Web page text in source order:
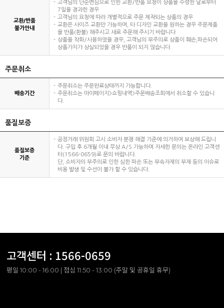
교환/반품
불가안내
고객님의 단순변심으로 인한 교환/반품 요청이 상품을 수령한 날로부터
7일을 경과한 경우
고객님의 요청에 따라 개별적으로 주문 제작되는 상품의 경우
교환은 사이즈 교환만 가능하며, 타 디자인 교환을 원하는 경우 주문제품
을 반품(환불) 해주시고 새로 주문해 주시기 바랍니다
상품을 착화/사용하였을 경우, 고객님의 부주의로 상품이 훼손,파손되어
상품가치가 상실되었을 경우 반품이 되지 않습니다.
주문취소
배송기간
주문취소는 주문완료상태까지 가능합니다.
주문취소는 마이페이지>쇼핑내역>주문배송조회에서 취소할 수 있습니
다.
품질보증
품질보증
기준
공정거래 위원회 고시 소비자 분쟁 해결 기준에 의거하여 보상해 드립니
다. 구입 후 6개월 이내 무상 A/S 가능하며 자세한 문의는 온라인 고객센
터(1566-0659)로 문의 바랍니다.
단, 소비자의 부주의로 인한 심한 파손 또는 부속자재의 부재 등의 이슈로
비용 발생 및 수선이 불가 할 수 있습니다.
고객센터 : 1566-0659
평일 10:00 - 16:00 | 점심 11:50 - 13:00 (주말 및 공휴일 휴무)